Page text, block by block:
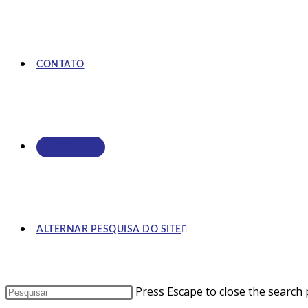
CONTATO
ALTERNAR PESQUISA DO SITE
Press Escape to close the search